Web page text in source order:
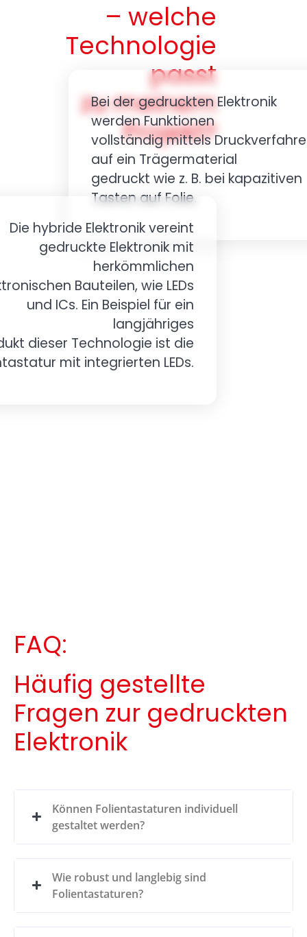
– welche
Technologie
passt
zu meinem
Projekt?
Bei der gedruckten Elektronik
werden Funktionen
vollständig mittels
auf ein Trägermaterial
gedruckt wie z. B. bei kapazitiven
Tasten auf Folie.
Die hybride Elektronik vereint
gedruckte Elektronik mit
herkömmlichen
Bauteilen, wie LEDs
und ICs. Ein Beispiel für ein
langjähriges
dieser Technologie ist die
mit integrierten LEDs.
FAQ:
Häufig gestellte
Fragen zur gedruckten
Elektronik
Können Folientastaturen individuell
gestaltet werden?
Wie robust und langlebig sind
Folientastaturen?